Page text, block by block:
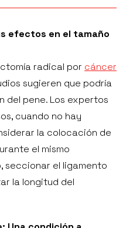
efectos en el tamaño
radical por cáncer
sugieren que podría
del pene. Los expertos
cuando no hay
la colocación de
el mismo
seccionar el ligamento
la longitud del